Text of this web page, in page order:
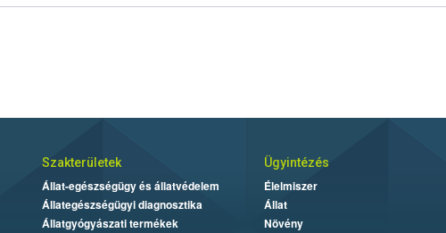
Szakterületek
Állat-egészségügy és állatvédelem
Állategészségügyi diagnosztika
Állatgyógyászati termékek
Ügyintézés
Élelmiszer
Állat
Növény